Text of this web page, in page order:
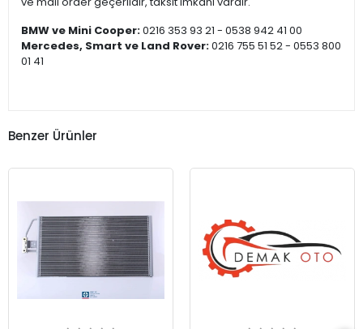
BMW ve Mini Cooper:0216 353 93 21 - 0538 942 41 00
Mercedes, Smart ve Land Rover:0216 755 51 52 - 0553 800
01 41
Benzer Ürünler